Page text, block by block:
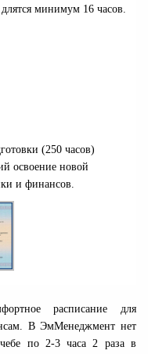
минимум 16 часов.
(250 часов)
освоение новой
и финансов.
расписание для
В ЭмМенеджмент нет
по 2-3 часа 2 раза в